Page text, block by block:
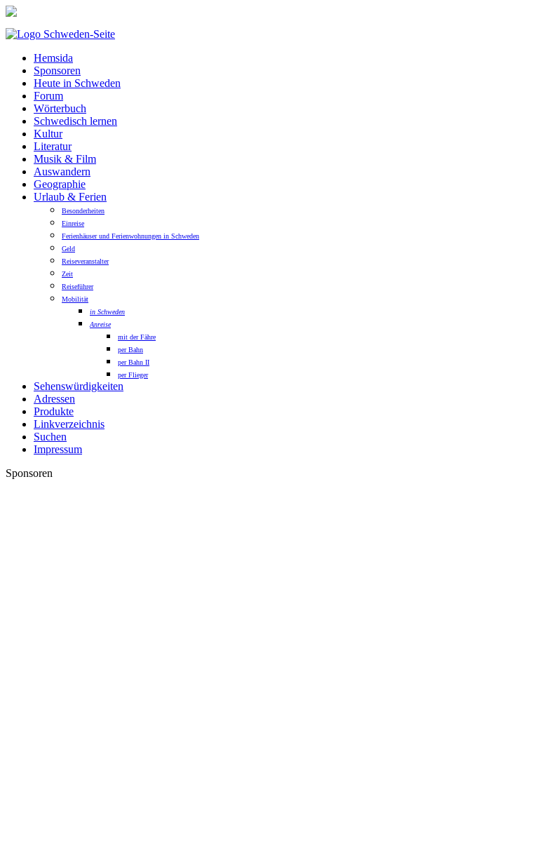
Hemsida
Sponsoren
Heute in Schweden
Forum
Wörterbuch
Schwedisch lernen
Kultur
Literatur
Musik & Film
Auswandern
Geographie
Urlaub & Ferien
Besonderheiten
Einreise
Ferienhäuser und Ferienwohnungen in Schweden
Geld
Reiseveranstalter
Zeit
Reiseführer
Mobilität
in Schweden
Anreise
mit der Fähre
per Bahn
per Bahn II
per Flieger
Sehenswürdigkeiten
Adressen
Produkte
Linkverzeichnis
Suchen
Impressum
Sponsoren